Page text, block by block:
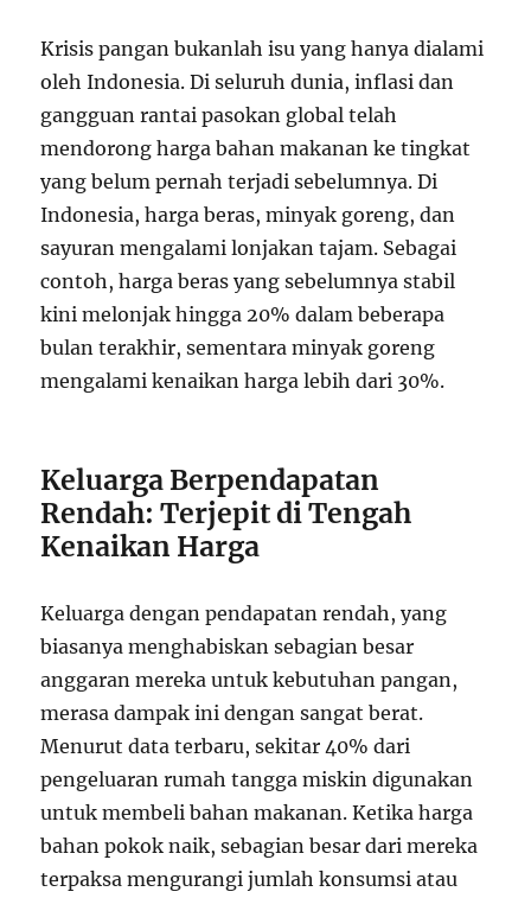
Krisis pangan bukanlah isu yang hanya dialami
oleh Indonesia. Di seluruh dunia, inflasi dan
gangguan rantai pasokan global telah
mendorong harga bahan makanan ke tingkat
yang belum pernah terjadi sebelumnya. Di
Indonesia, harga beras, minyak goreng, dan
sayuran mengalami lonjakan tajam. Sebagai
contoh, harga beras yang sebelumnya stabil
kini melonjak hingga 20% dalam beberapa
bulan terakhir, sementara minyak goreng
mengalami kenaikan harga lebih dari 30%.
Keluarga Berpendapatan
Rendah: Terjepit di Tengah
Kenaikan Harga
Keluarga dengan pendapatan rendah, yang
biasanya menghabiskan sebagian besar
anggaran mereka untuk kebutuhan pangan,
merasa dampak ini dengan sangat berat.
Menurut data terbaru, sekitar 40% dari
pengeluaran rumah tangga miskin digunakan
untuk membeli bahan makanan. Ketika harga
bahan pokok naik, sebagian besar dari mereka
terpaksa mengurangi jumlah konsumsi atau